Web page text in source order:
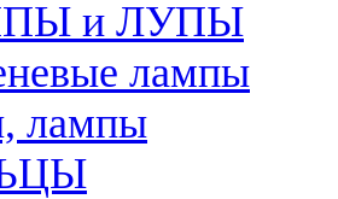
и ЛУПЫ
лампы
лампы